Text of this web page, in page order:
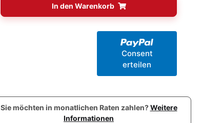
In den Warenkorb
Consent
erteilen
Sie möchten in monatlichen Raten zahlen?Weitere
Informationen